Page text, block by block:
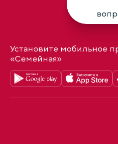
Установите мобильное
«Семейная»